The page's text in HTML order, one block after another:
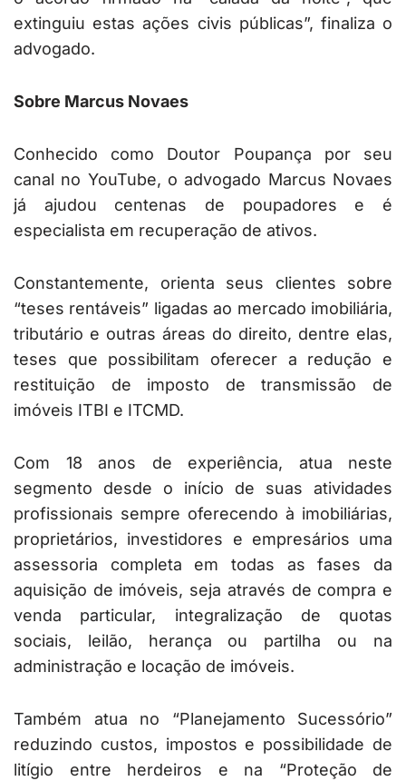
extinguiu estas ações civis públicas”, finaliza o
advogado.
Sobre Marcus Novaes
Conhecido como Doutor Poupança por seu
canal no YouTube, o advogado Marcus Novaes
já ajudou centenas de poupadores e é
especialista em recuperação de ativos.
Constantemente, orienta seus clientes sobre
“teses rentáveis” ligadas ao mercado imobiliária,
tributário e outras áreas do direito, dentre elas,
teses que possibilitam oferecer a redução e
restituição de imposto de transmissão de
imóveis ITBI e ITCMD.
Com 18 anos de experiência, atua neste
segmento desde o início de suas atividades
profissionais sempre oferecendo à imobiliárias,
proprietários, investidores e empresários uma
assessoria completa em todas as fases da
aquisição de imóveis, seja através de compra e
venda particular, integralização de quotas
sociais, leilão, herança ou partilha ou na
administração e locação de imóveis.
Também atua no “Planejamento Sucessório”
reduzindo custos, impostos e possibilidade de
litígio entre herdeiros e na “Proteção de